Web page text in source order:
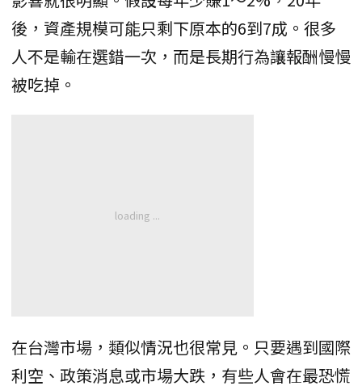
後，資產規模可能只剩下原本的6到7成。很多
人不是輸在選錯一次，而是長期行為讓報酬慢慢
被吃掉。
在台灣市場，類似情況也很常見。只要遇到國際
利空、政策消息或市場大跌，有些人會在最恐慌